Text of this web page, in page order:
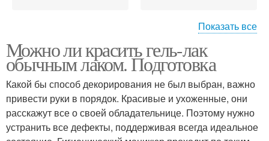
Лак вместо базы Белый лак
Белая база Лак с гель-лака
Показать все
Можно ли красить гель-лак
обычным лаком. Подготовка
Какой бы способ декорирования не был выбран, важно
привести руки в порядок. Красивые и ухоженные, они
расскажут все о своей обладательнице. Поэтому нужно
устранить все дефекты, поддерживая всегда идеальное